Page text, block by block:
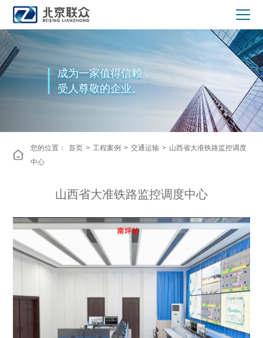
成为一家值得信赖，
受人尊敬的企业。
您的位置： 首页 > 工程案例 > 交通运输 > 山西省大准铁路监控调度
中心
山西省大准铁路监控调度中心